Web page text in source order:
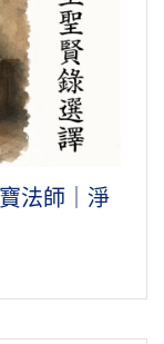
法師｜淨